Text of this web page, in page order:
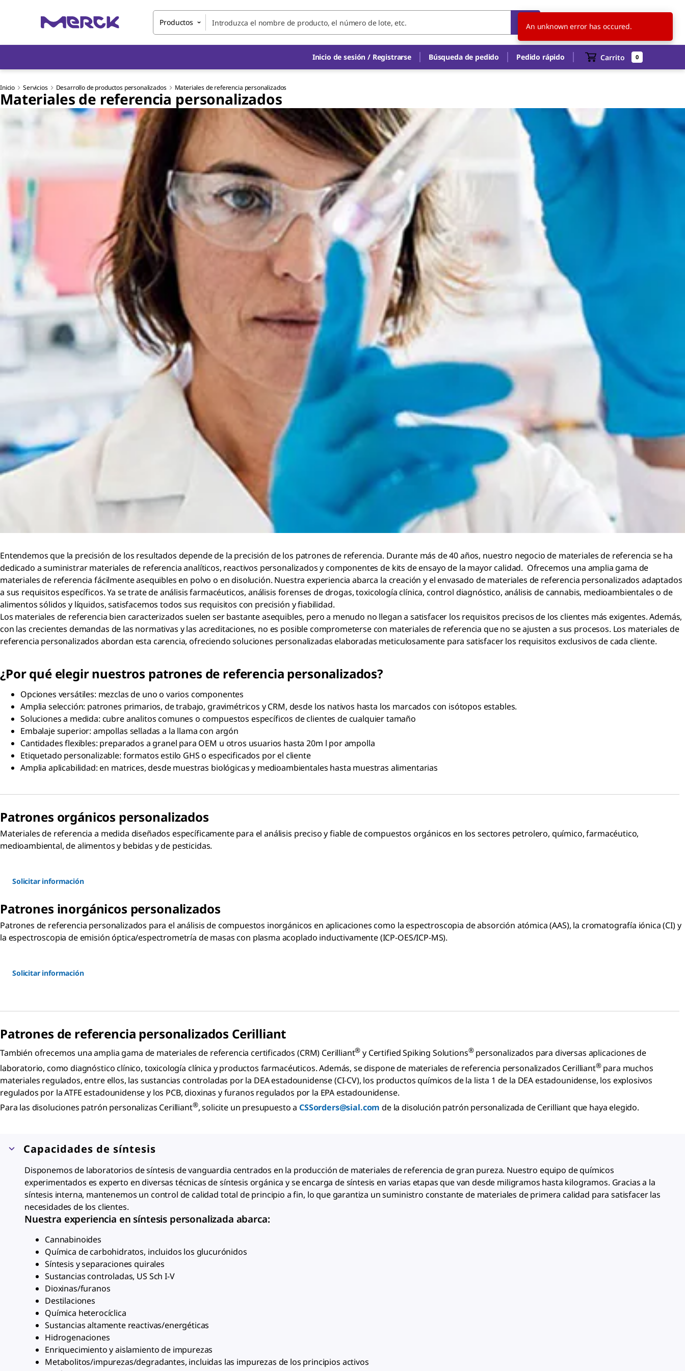
Productos ES
Inicio de sesión / Registrarse Búsqueda de pedido Pedido rápido Carrito 0
Inicio Servicios Desarrollo de productos personalizados Materiales de referencia personalizados
Materiales de referencia personalizados
Entendemos que la precisión de los resultados depende de la precisión de los patrones de referencia. Durante más de 40 años, nuestro negocio de materiales de referencia se ha
dedicado a suministrar materiales de referencia analíticos, reactivos personalizados y componentes de kits de ensayo de la mayor calidad. Ofrecemos una amplia gama de
materiales de referencia fácilmente asequibles en polvo o en disolución. Nuestra experiencia abarca la creación y el envasado de materiales de referencia personalizados adaptados
a sus requisitos específicos. Ya se trate de análisis farmacéuticos, análisis forenses de drogas, toxicología clínica, control diagnóstico, análisis de cannabis, medioambientales o de
alimentos sólidos y líquidos, satisfacemos todos sus requisitos con precisión y fiabilidad.
Los materiales de referencia bien caracterizados suelen ser bastante asequibles, pero a menudo no llegan a satisfacer los requisitos precisos de los clientes más exigentes. Además,
con las crecientes demandas de las normativas y las acreditaciones, no es posible comprometerse con materiales de referencia que no se ajusten a sus procesos. Los materiales de
referencia personalizados abordan esta carencia, ofreciendo soluciones personalizadas elaboradas meticulosamente para satisfacer los requisitos exclusivos de cada cliente.
¿Por qué elegir nuestros patrones de referencia personalizados?
Opciones versátiles: mezclas de uno o varios componentes
Amplia selección: patrones primarios, de trabajo, gravimétricos y CRM, desde los nativos hasta los marcados con isótopos estables.
Soluciones a medida: cubre analitos comunes o compuestos específicos de clientes de cualquier tamaño
Embalaje superior: ampollas selladas a la llama con argón
Cantidades flexibles: preparados a granel para OEM u otros usuarios hasta 20m l por ampolla
Etiquetado personalizable: formatos estilo GHS o especificados por el cliente
Amplia aplicabilidad: en matrices, desde muestras biológicas y medioambientales hasta muestras alimentarias
Patrones orgánicos personalizados
Materiales de referencia a medida diseñados específicamente para el análisis preciso y fiable de compuestos orgánicos en los sectores petrolero, químico, farmacéutico,
medioambiental, de alimentos y bebidas y de pesticidas.
Solicitar información
Patrones inorgánicos personalizados
Patrones de referencia personalizados para el análisis de compuestos inorgánicos en aplicaciones como la espectroscopia de absorción atómica (AAS), la cromatografía iónica (CI) y
la espectroscopia de emisión óptica/espectrometría de masas con plasma acoplado inductivamente (ICP-OES/ICP-MS).
Solicitar información
Patrones de referencia personalizados Cerilliant
También ofrecemos una amplia gama de materiales de referencia certificados (CRM) Cerilliant® y Certified Spiking Solutions®personalizados para diversas aplicaciones de
laboratorio, como diagnóstico clínico, toxicología clínica y productos farmacéuticos. Además, se dispone de materiales de referencia personalizados Cerilliant®para muchos
materiales regulados, entre ellos, las sustancias controladas por la DEA estadounidense (CI-CV), los productos químicos de la lista 1 de la DEA estadounidense, los explosivos
regulados por la ATFE estadounidense y los PCB, dioxinas y furanos regulados por la EPA estadounidense.
Para las disoluciones patrón personalizas Cerilliant®, solicite un presupuesto aCSSorders@sial.com de la disolución patrón personalizada de Cerilliant que haya elegido.
Capacidades de síntesis
Disponemos de laboratorios de síntesis de vanguardia centrados en la producción de materiales de referencia de gran pureza. Nuestro equipo de químicos
experimentados es experto en diversas técnicas de síntesis orgánica y se encarga de síntesis en varias etapas que van desde miligramos hasta kilogramos. Gracias a la
síntesis interna, mantenemos un control de calidad total de principio a fin, lo que garantiza un suministro constante de materiales de primera calidad para satisfacer las
necesidades de los clientes.
Nuestra experiencia en síntesis personalizada abarca:
Cannabinoides
Química de carbohidratos, incluidos los glucurónidos
Síntesis y separaciones quirales
Sustancias controladas, US Sch I-V
Dioxinas/furanos
Destilaciones
Química heterocíclica
Sustancias altamente reactivas/energéticas
Hidrogenaciones
Enriquecimiento y aislamiento de impurezas
Metabolitos/impurezas/degradantes, incluidas las impurezas de los principios activos
An unknown error has occured.